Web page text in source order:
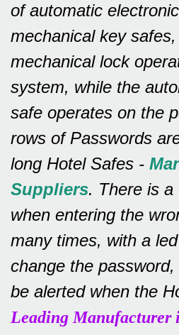
of automatic
mechanical key
mechanical lock
system, while the
safe operates on the
rows of Passwords
long Hotel Safes -
Suppliers. There is a
when entering the
many times, with a
change the
be alerted when the
Leading Manufacturer